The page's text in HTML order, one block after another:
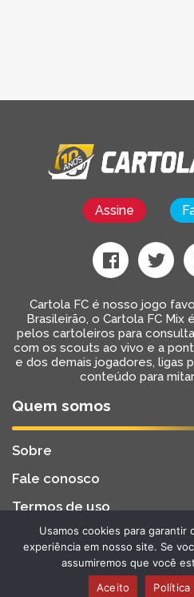
Assine
Cartola FC é nosso jogo
Brasileirão, o Cartola FC Mix
pelos cartoleiros para
com os scouts ao vivo e a
e dos demais jogadores, ligas
conteúdo para
Quem somos
Sobre
Fale conosco
Termos de uso
2022 - Todos os Direitos Reservados
Usamos cookies para garantir
experiência em nosso site. Se
assumiremos que você
Aceito
Política